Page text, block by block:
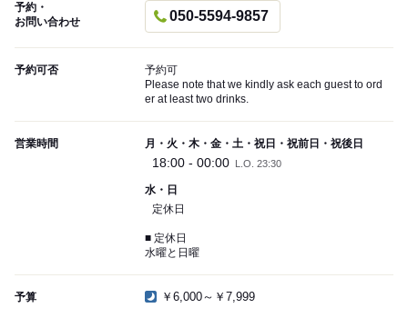
予約・
お問い合わせ
050-5594-9857
予約可否
予約可
Please note that we kindly ask each guest to ord
er at least two drinks.
営業時間 月・火・木・金・土・祝日・祝前日・祝後日
18:00 - 00:00 L.O. 23:30
水・日
定休日
■ 定休日
水曜と日曜
予算 ￥6,000～￥7,999